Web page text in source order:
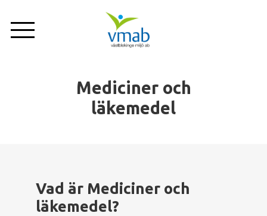
huvudinnehåll
Anläggningar
Mediciner och
läkemedel
Vad är Mediciner och
läkemedel?